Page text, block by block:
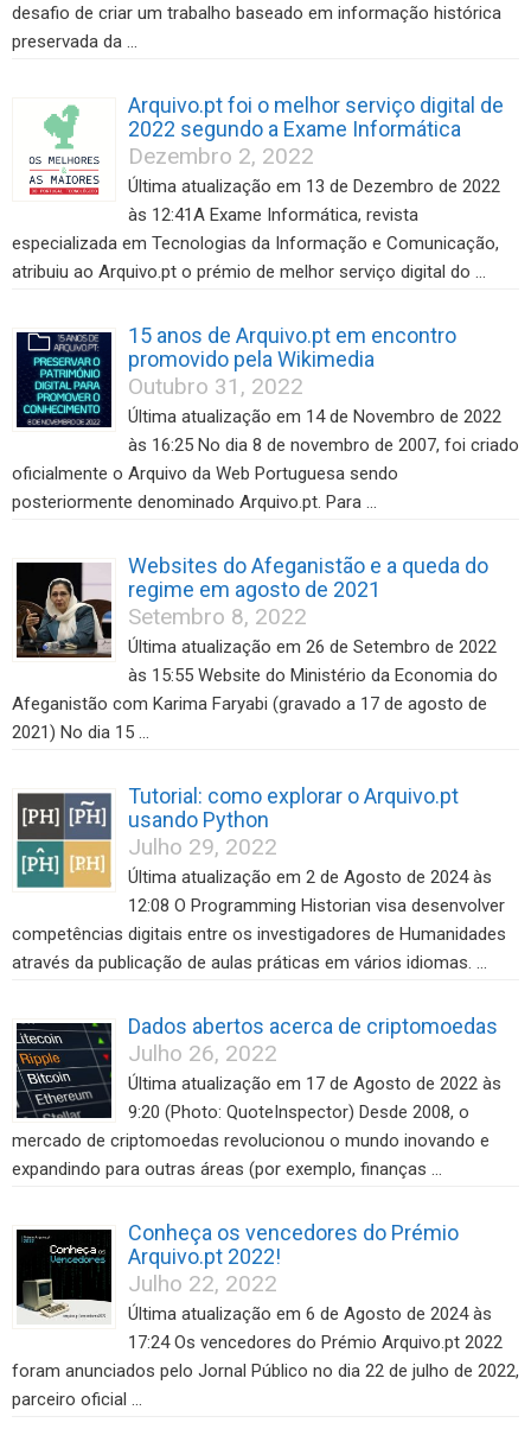
desafio de criar um trabalho baseado em informação histórica
preservada da …
Arquivo.pt foi o melhor serviço digital de
2022 segundo a Exame Informática
Dezembro 2, 2022
Última atualização em 13 de Dezembro de 2022
às 12:41A Exame Informática, revista
especializada em Tecnologias da Informação e Comunicação,
atribuiu ao Arquivo.pt o prémio de melhor serviço digital do …
15 anos de Arquivo.pt em encontro
promovido pela Wikimedia
Outubro 31, 2022
Última atualização em 14 de Novembro de 2022
às 16:25 No dia 8 de novembro de 2007, foi criado
oficialmente o Arquivo da Web Portuguesa sendo
posteriormente denominado Arquivo.pt. Para …
Websites do Afeganistão e a queda do
regime em agosto de 2021
Setembro 8, 2022
Última atualização em 26 de Setembro de 2022
às 15:55 Website do Ministério da Economia do
Afeganistão com Karima Faryabi (gravado a 17 de agosto de
2021) No dia 15 …
Tutorial: como explorar o Arquivo.pt
usando Python
Julho 29, 2022
Última atualização em 2 de Agosto de 2024 às
12:08 O Programming Historian visa desenvolver
competências digitais entre os investigadores de Humanidades
através da publicação de aulas práticas em vários idiomas. …
Dados abertos acerca de criptomoedas
Julho 26, 2022
Última atualização em 17 de Agosto de 2022 às
9:20 (Photo: QuoteInspector) Desde 2008, o
mercado de criptomoedas revolucionou o mundo inovando e
expandindo para outras áreas (por exemplo, finanças …
Conheça os vencedores do Prémio
Arquivo.pt 2022!
Julho 22, 2022
Última atualização em 6 de Agosto de 2024 às
17:24 Os vencedores do Prémio Arquivo.pt 2022
foram anunciados pelo Jornal Público no dia 22 de julho de 2022,
parceiro oficial …